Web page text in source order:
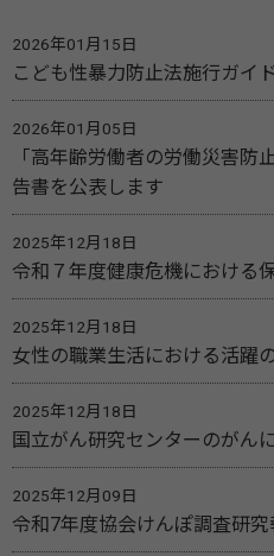
2026年01月15日
こども性暴力防止法施行ガイ
2026年01月05日
「高年齢労働者の労働災害防
告書を公表します
2025年12月18日
令和７年度健康危機におけ
2025年12月18日
女性の職業生活における活躍
2025年12月18日
国立がん研究センターのがん
2025年12月09日
令和7年度協会けんぽ調査研究